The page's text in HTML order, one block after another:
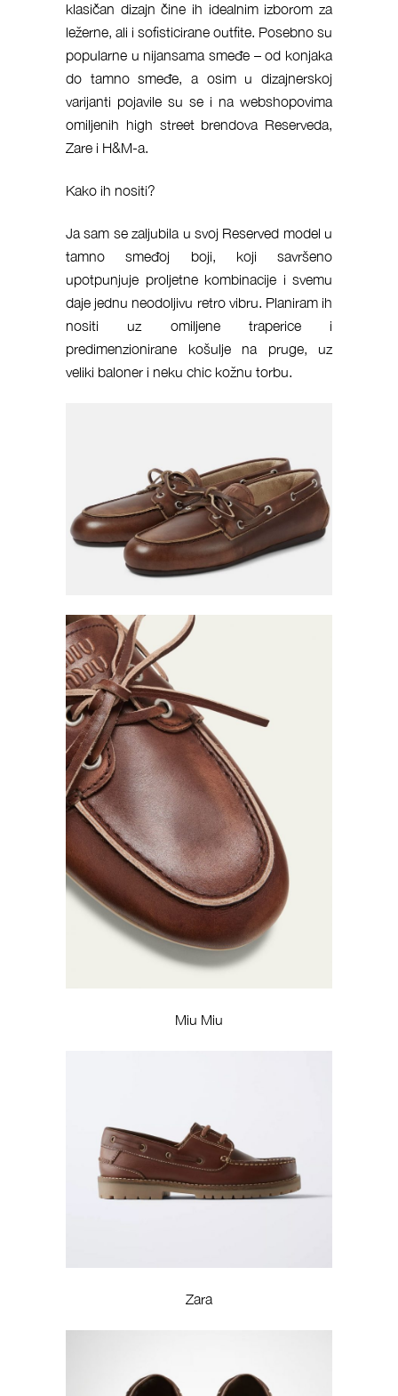
klasičan dizajn čine ih idealnim izborom za
ležerne, ali i sofisticirane outfite. Posebno su
popularne u nijansama smeđe – od konjaka
do tamno smeđe, a osim u dizajnerskoj
varijanti pojavile su se i na webshopovima
omiljenih high street brendova Reserveda,
Zare i H&M-a.
Kako ih nositi?
Ja sam se zaljubila u svoj Reserved model u
tamno smeđoj boji, koji savršeno
upotpunjuje proljetne kombinacije i svemu
daje jednu neodoljivu retro vibru. Planiram ih
nositi uz omiljene traperice i
predimenzionirane košulje na pruge, uz
veliki baloner i neku chic kožnu torbu.
Miu Miu
Zara